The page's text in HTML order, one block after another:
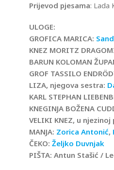
Prijevod pjesama: Lada
ULOGE:
GROFICA MARICA:
KNEZ MORITZ
BARUN KOLOMAN
GROF TASSILO
LIZA, njegova sestra:
KARL STEPHAN
KNEGINJA BOŽENA
VELIKI KNEZ, u
MANJA: Zorica Antonić,
ČEKO: Željko Duvnjak
PIŠTA: Antun Stašić /